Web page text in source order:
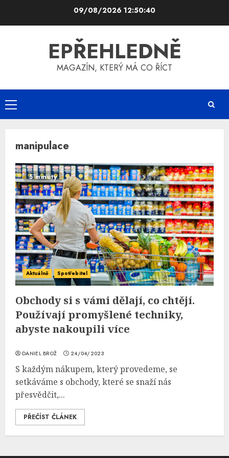
09/08/2026 12:50:40
EPŘEHLEDNĚ
MAGAZÍN, KTERÝ MÁ CO ŘÍCT
Primary
Menu
manipulace
5 minuty
Aktuálně Spotřebitel
Obchody si s vámi dělají, co chtějí.
Používají promyšlené techniky,
abyste nakoupili více
DANIEL BROŽ 24/04/2023
S každým nákupem, který provedeme, se
setkáváme s obchody, které se snaží nás
přesvědčit,...
PŘEČÍST ČLÁNEK